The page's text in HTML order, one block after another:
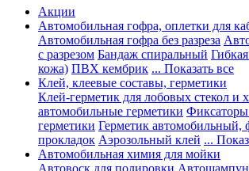
Акции
Автомобильная гофра, оплетки для
Автомобильная гофра без разреза
с разрезом Бандаж спиральный
кожа) ПВХ кембрик ... Показать все
Клей, клеевые составы, герметики
Клей-герметик для лобовых стекол и
автомобильные герметики Фиксаторы
герметики Герметик автомобильный,
прокладок Аэрозольный клей ...
Автомобильная химия для мойки
Автовоск для полировки